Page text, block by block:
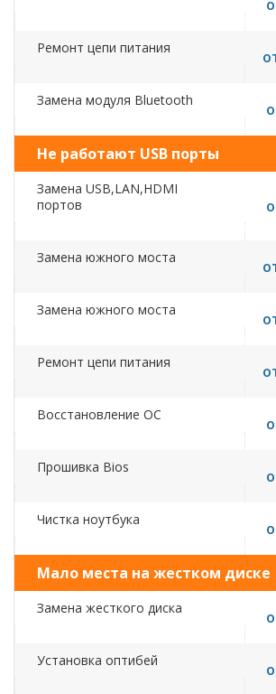
Ремонт цепи питания
Замена модуля Bluetooth
Не работают USB порты
Замена USB,LAN,HDMI
портов
Замена южного моста
Замена южного моста
Ремонт цепи питания
Восстановление ОС
Прошивка Bios
Чистка ноутбука
Мало места на жестком диске
Замена жесткого диска
Установка оптибей